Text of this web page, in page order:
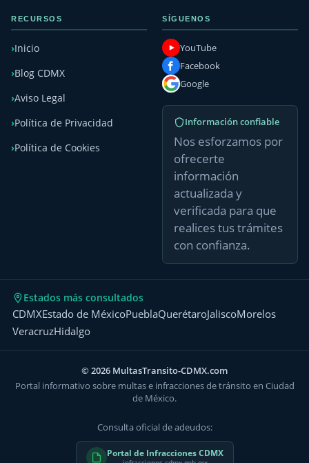
RECURSOS
Inicio
Blog CDMX
Aviso Legal
Política de Privacidad
Política de Cookies
SÍGUENOS
YouTube
Facebook
Google
Información confiable
Nos esforzamos por
ofrecerte
información
actualizada y
verificada para que
realices tus trámites
con confianza.
Estados más consultados
CDMXEstado de MéxicoPueblaQuerétaroJaliscoMorelos
VeracruzHidalgo
© 2026 MultasTransito-CDMX.com
Portal informativo sobre multas e infracciones de tránsito en Ciudad
de México.
Consulta oficial de adeudos:
Portal de Infracciones CDMX